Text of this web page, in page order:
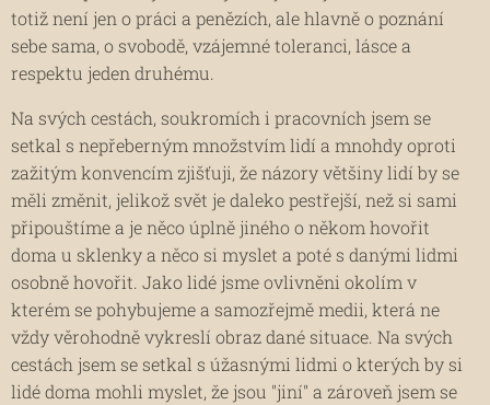
totiž není jen o práci a penězích, ale hlavně o poznání
sebe sama, o svobodě, vzájemné toleranci, lásce a
respektu jeden druhému.
Na svých cestách, soukromích i pracovních jsem se
setkal s nepřeberným množstvím lidí a mnohdy oproti
zažitým konvencím zjišťuji, že názory většiny lidí by se
měli změnit, jelikož svět je daleko pestřejší, než si sami
připouštíme a je něco úplně jiného o někom hovořit
doma u sklenky a něco si myslet a poté s danými lidmi
osobně hovořit. Jako lidé jsme ovlivněni okolím v
kterém se pohybujeme a samozřejmě medii, která ne
vždy věrohodně vykreslí obraz dané situace. Na svých
cestách jsem se setkal s úžasnými lidmi o kterých by si
lidé doma mohli myslet, že jsou "jiní" a zároveň jsem se